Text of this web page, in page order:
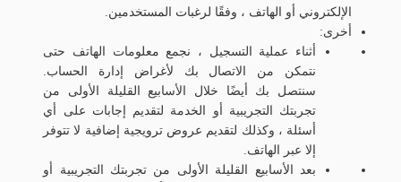
الإلكتروني أو الهاتف ، وفقًا لرغبات المستخدمين.
أخرى:
أثناء عملية التسجيل ، نجمع معلومات الهاتف حتى
نتمكن من الاتصال بك لأغراض إدارة الحساب.
سنتصل بك أيضًا خلال الأسابيع القليلة الأولى من
تجربتك التجريبية أو الخدمة لتقديم إجابات على أي
أسئلة ، وكذلك لتقديم عروض ترويجية إضافية لا تتوفر
إلا عبر الهاتف.
بعد الأسابيع القليلة الأولى من تجربتك التجريبية أو